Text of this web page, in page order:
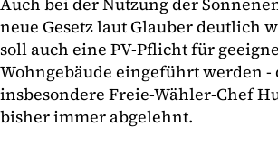
neue Gesetz laut Glauber deutlich
soll auch eine PV-Pflicht für
Wohngebäude eingeführt werden -
insbesondere Freie-Wähler-Chef
bisher immer abgelehnt.